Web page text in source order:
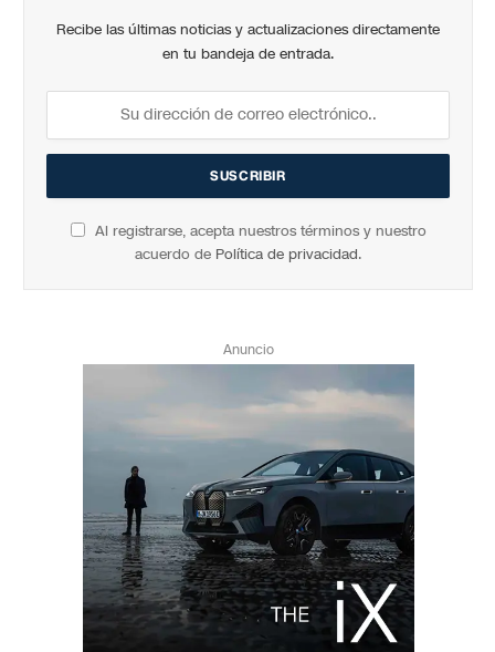
Recibe las últimas noticias y actualizaciones directamente
en tu bandeja de entrada.
Al registrarse, acepta nuestros términos y nuestro
acuerdo de Política de privacidad.
Anuncio